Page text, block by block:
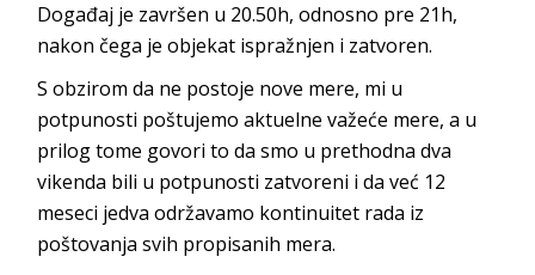
Događaj je završen u 20.50h, odnosno pre 21h,
nakon čega je objekat ispražnjen i zatvoren.
S obzirom da ne postoje nove mere, mi u
potpunosti poštujemo aktuelne važeće mere, a u
prilog tome govori to da smo u prethodna dva
vikenda bili u potpunosti zatvoreni i da već 12
meseci jedva održavamo kontinuitet rada iz
poštovanja svih propisanih mera.